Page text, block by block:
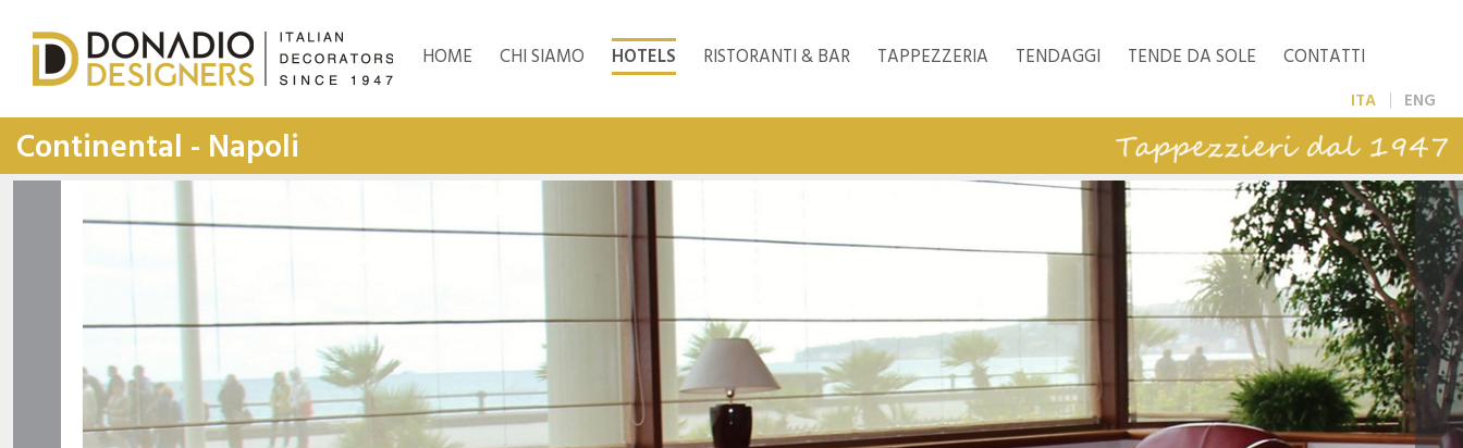
HOME CHI SIAMO HOTELS RISTORANTI & BAR TAPPEZZERIA TENDAGGI TENDE DA SOLE CONTATTI
ITA ENG
Continental - Napoli